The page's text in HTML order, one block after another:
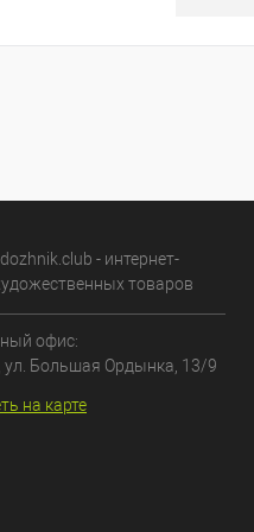
- интернет-
товаров
офис:
ул. Большая Ордынка, 13/9
на карте